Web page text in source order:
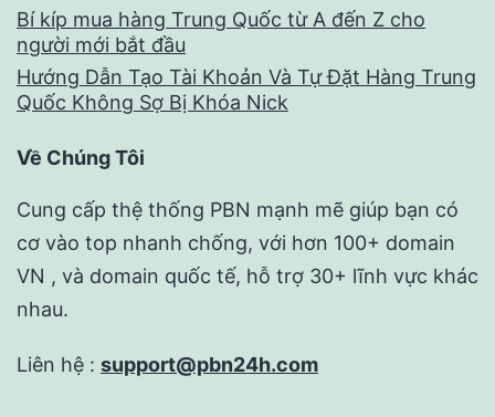
Bí kíp mua hàng Trung Quốc từ A đến Z cho
người mới bắt đầu
Hướng Dẫn Tạo Tài Khoản Và Tự Đặt Hàng Trung
Quốc Không Sợ Bị Khóa Nick
Về Chúng Tôi
Cung cấp thệ thống PBN mạnh mẽ giúp bạn có
cơ vào top nhanh chống, với hơn 100+ domain
VN , và domain quốc tế, hỗ trợ 30+ lĩnh vực khác
nhau.
Liên hệ : support@pbn24h.com